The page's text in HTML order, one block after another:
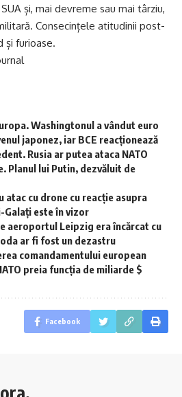
și, mai devreme sau mai târziu,
Consecințele atitudinii post-
și furioase.
Washingtonul a vândut euro
japonez, iar BCE reacționează
Rusia ar putea ataca NATO
Planul lui Putin, dezvăluit de
atac cu drone cu reacție asupra
Galați este în vizor
aeroportul Leipzig era încărcat cu
ar fi fost un dezastru
comandamentului european
preia funcția de miliarde $
Facebook